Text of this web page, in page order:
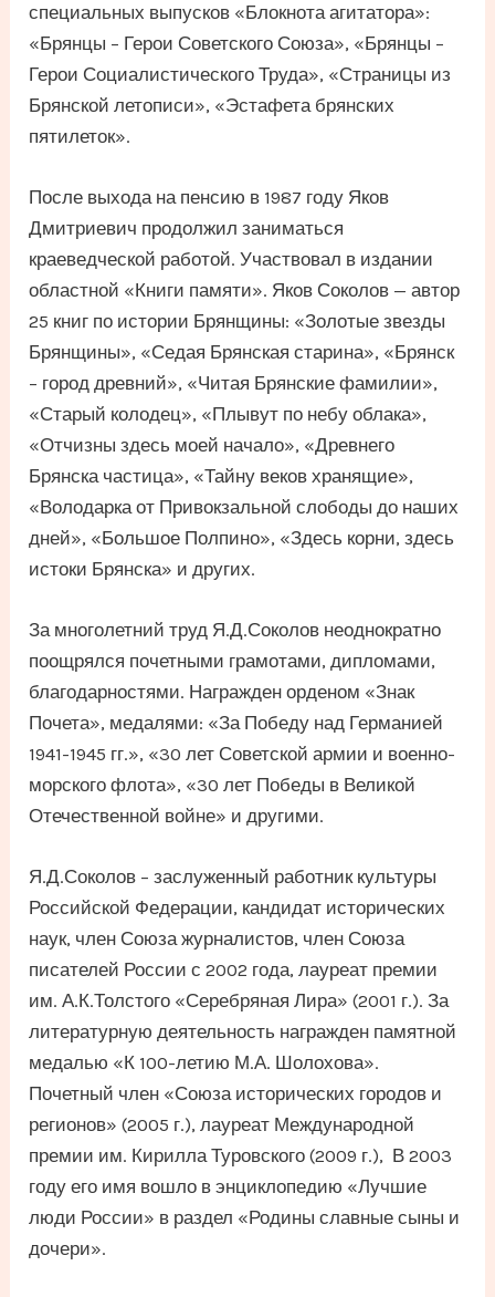
специальных выпусков «Блокнота агитатора»:
«Брянцы – Герои Советского Союза», «Брянцы –
Герои Социалистического Труда», «Страницы из
Брянской летописи», «Эстафета брянских
пятилеток».
После выхода на пенсию в 1987 году Яков
Дмитриевич продолжил заниматься
краеведческой работой. Участвовал в издании
областной «Книги памяти». Яков Соколов — автор
25 книг по истории Брянщины: «Золотые звезды
Брянщины», «Седая Брянская старина», «Брянск
– город древний», «Читая Брянские фамилии»,
«Старый колодец», «Плывут по небу облака»,
«Отчизны здесь моей начало», «Древнего
Брянска частица», «Тайну веков хранящие»,
«Володарка от Привокзальной слободы до наших
дней», «Большое Полпино», «Здесь корни, здесь
истоки Брянска» и других.
За многолетний труд Я.Д.Соколов неоднократно
поощрялся почетными грамотами, дипломами,
благодарностями. Награжден орденом «Знак
Почета», медалями: «За Победу над Германией
1941-1945 гг.», «30 лет Советской армии и военно-
морского флота», «30 лет Победы в Великой
Отечественной войне» и другими.
Я.Д.Соколов – заслуженный работник культуры
Российской Федерации, кандидат исторических
наук, член Союза журналистов, член Союза
писателей России с 2002 года, лауреат премии
им. А.К.Толстого «Серебряная Лира» (2001 г.). За
литературную деятельность награжден памятной
медалью «К 100-летию М.А. Шолохова».
Почетный член «Союза исторических городов и
регионов» (2005 г.), лауреат Международной
премии им. Кирилла Туровского (2009 г.), В 2003
году его имя вошло в энциклопедию «Лучшие
люди России» в раздел «Родины славные сыны и
дочери».